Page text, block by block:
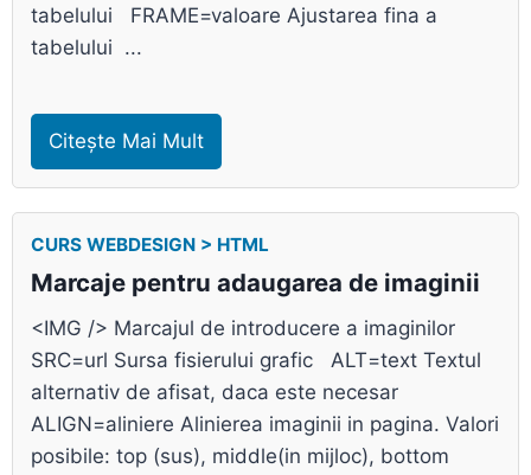
tabelului FRAME=valoare Ajustarea fina a
tabelului ...
Citește Mai Mult
CURS WEBDESIGN > HTML
Marcaje pentru adaugarea de imaginii
<IMG /> Marcajul de introducere a imaginilor
SRC=url Sursa fisierului grafic ALT=text Textul
alternativ de afisat, daca este necesar
ALIGN=aliniere Alinierea imaginii in pagina. Valori
posibile: top (sus), middle(in mijloc), bottom